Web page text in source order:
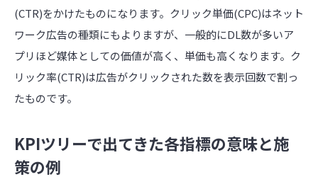
(CTR)をかけたものになります。クリック単価(CPC)はネット
ワーク広告の種類にもよりますが、一般的にDL数が多いア
プリほど媒体としての価値が高く、単価も高くなります。ク
リック率(CTR)は広告がクリックされた数を表示回数で割っ
たものです。
KPIツリーで出てきた各指標の意味と施
策の例